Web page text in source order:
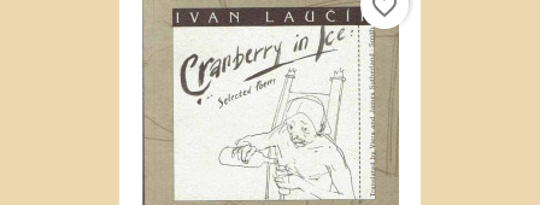
favorite_border